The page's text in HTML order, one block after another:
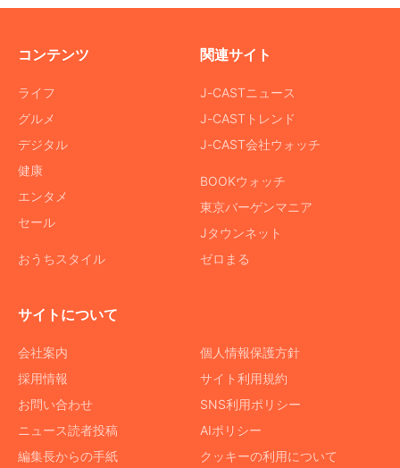
コンテンツ
ライフ
グルメ
デジタル
健康
エンタメ
セール
おうちスタイル
関連サイト
J-CASTニュース
J-CASTトレンド
J-CAST会社ウォッチ
BOOKウォッチ
東京バーゲンマニア
Jタウンネット
ゼロまる
サイトについて
会社案内
採用情報
お問い合わせ
ニュース読者投稿
編集長からの手紙
個人情報保護方針
サイト利用規約
SNS利用ポリシー
AIポリシー
クッキーの利用について